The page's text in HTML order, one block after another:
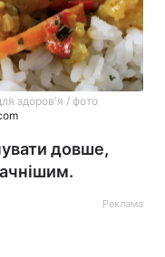
здоровʼя / фото
довше,
Реклама